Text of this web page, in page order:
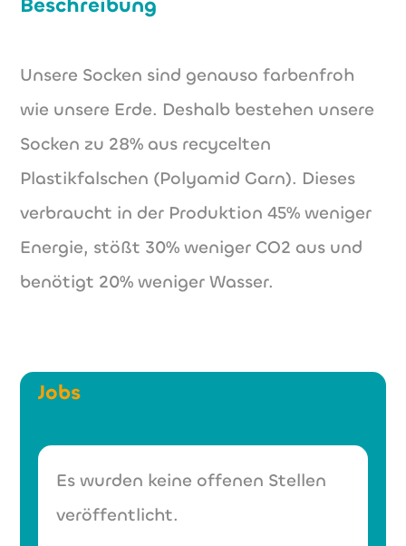
Unsere Socken sind genauso farbenfroh
wie unsere Erde. Deshalb bestehen unsere
Socken zu 28% aus recycelten
Plastikfalschen (Polyamid Garn). Dieses
verbraucht in der Produktion 45% weniger
Energie, stößt 30% weniger CO2 aus und
benötigt 20% weniger Wasser.
Jobs
Es wurden keine offenen Stellen
veröffentlicht.